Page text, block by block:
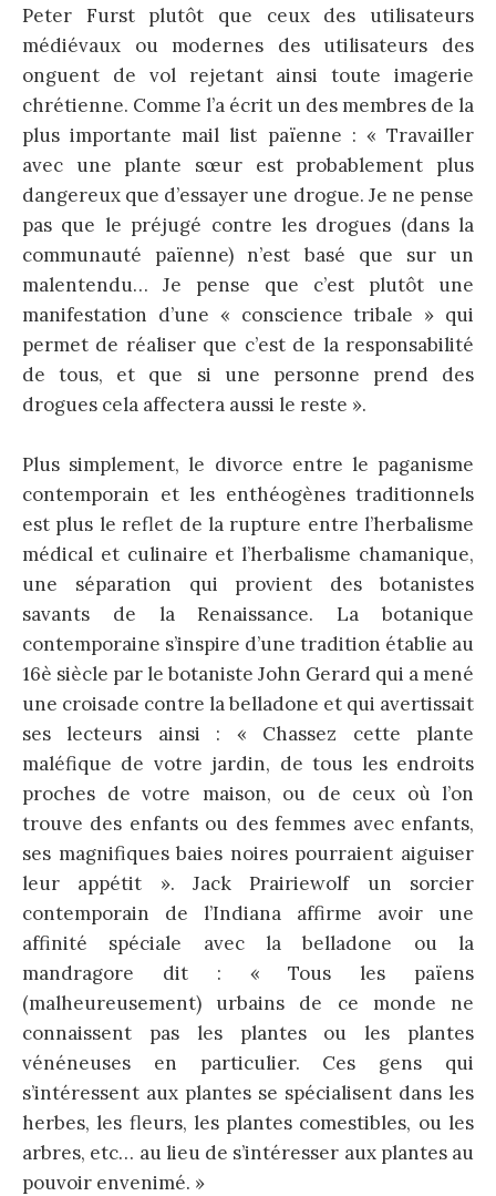
Peter Furst plutôt que ceux des utilisateurs
médiévaux ou modernes des utilisateurs des
onguent de vol rejetant ainsi toute imagerie
chrétienne. Comme l’a écrit un des membres de la
plus importante mail list païenne : « Travailler
avec une plante sœur est probablement plus
dangereux que d’essayer une drogue. Je ne pense
pas que le préjugé contre les drogues (dans la
communauté païenne) n’est basé que sur un
malentendu… Je pense que c’est plutôt une
manifestation d’une « conscience tribale » qui
permet de réaliser que c’est de la responsabilité
de tous, et que si une personne prend des
drogues cela affectera aussi le reste ».
Plus simplement, le divorce entre le paganisme
contemporain et les enthéogènes traditionnels
est plus le reflet de la rupture entre l’herbalisme
médical et culinaire et l’herbalisme chamanique,
une séparation qui provient des botanistes
savants de la Renaissance. La botanique
contemporaine s’inspire d’une tradition établie au
16è siècle par le botaniste John Gerard qui a mené
une croisade contre la belladone et qui avertissait
ses lecteurs ainsi : « Chassez cette plante
maléfique de votre jardin, de tous les endroits
proches de votre maison, ou de ceux où l’on
trouve des enfants ou des femmes avec enfants,
ses magnifiques baies noires pourraient aiguiser
leur appétit ». Jack Prairiewolf un sorcier
contemporain de l’Indiana affirme avoir une
affinité spéciale avec la belladone ou la
mandragore dit : « Tous les païens
(malheureusement) urbains de ce monde ne
connaissent pas les plantes ou les plantes
vénéneuses en particulier. Ces gens qui
s’intéressent aux plantes se spécialisent dans les
herbes, les fleurs, les plantes comestibles, ou les
arbres, etc… au lieu de s’intéresser aux plantes au
pouvoir envenimé. »